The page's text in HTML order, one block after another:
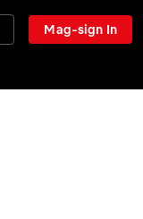
Mag-sign In